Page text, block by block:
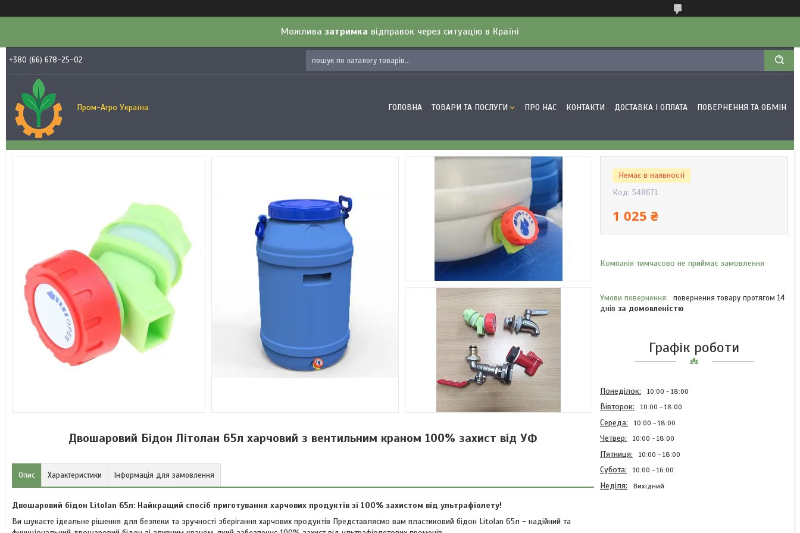
Можлива затримка відправок через ситуацію в Країні
+380 (66) 678-25-02
Пром-Агро Україна ГОЛОВНА ТОВАРИ ТА ПОСЛУГИ ПРО НАС КОНТАКТИ ДОСТАВКА І ОПЛАТА ПОВЕРНЕННЯ ТА ОБМІН
Двошаровий Бідон Літолан 65л харчовий з вентильним краном 100% захист від УФ
Опис Характеристики Інформація для замовлення
Двошаровий бідон Litolan 65л: Найкращий спосіб приготування харчових продуктів зі 100% захистом від ультрафіолету!
Ви шукаєте ідеальне рішення для безпеки та зручності зберігання харчових продуктів Представляємо вам пластиковий бідон Litolan 65л - надійний та
Немає в наявності
Код: 548671
1 025 ₴
Компанія тимчасово не приймає замовлення
повернення товару протягом 14
днів за домовленістю
Графік роботи
Понеділок 10:00 18:00
Вівторок 10:00 18:00
Середа 10:00 18:00
Четвер 10:00 18:00
Пʼятниця 10:00 18:00
Субота 10:00 16:00
Неділя Вихідний